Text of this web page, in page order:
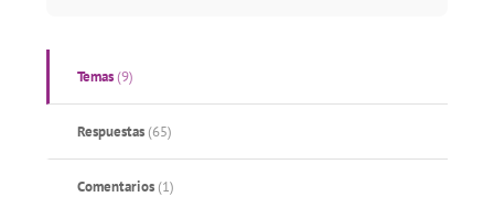
Temas(9)
Respuestas (65)
Comentarios (1)